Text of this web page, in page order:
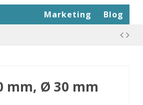
Blog
Marketing
mm, Ø 30 mm